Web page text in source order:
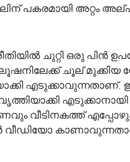
പകരമായി അറ്റം
ചുറ്റി ഒരു പിൻ
ചൂല് മുക്കിയ
എടുക്കാവുന്നതാണ്.
വീടിനകത്ത്
വീഡിയോ